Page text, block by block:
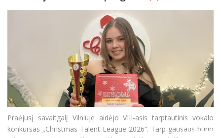
Praėjusį savaitgalį Vilniuje aidėjo VIII-asis tarptautinis vokalo
konkursas „Christmas Talent League 2026“. Tarp gausaus būrio